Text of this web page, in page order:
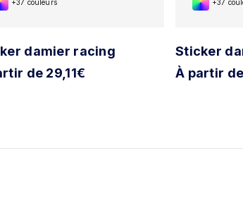
+37 couleurs
damier racing
de 29,11€
+37
Sticker
À partir